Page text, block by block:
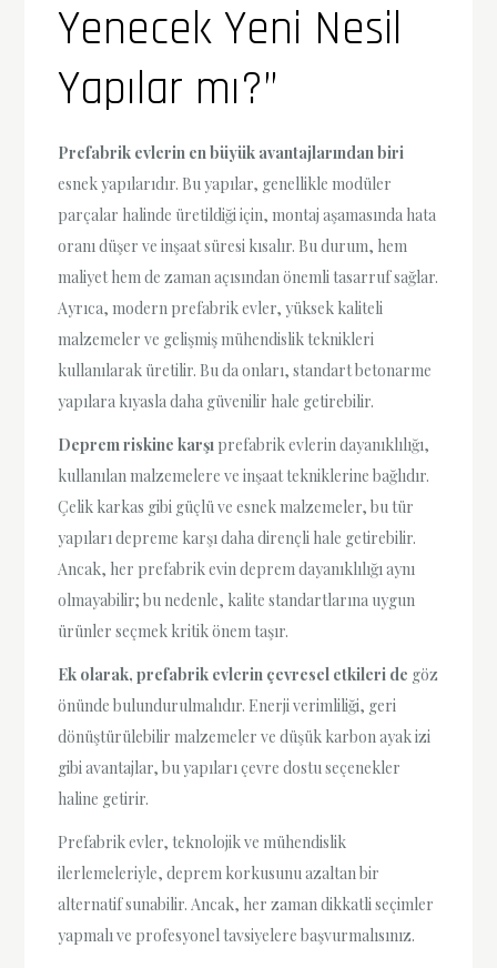
Yenecek Yeni Nesil
Yapılar mı?”
Prefabrik evlerin en büyük avantajlarından biri
esnek yapılarıdır. Bu yapılar, genellikle modüler
parçalar halinde üretildiği için, montaj aşamasında hata
oranı düşer ve inşaat süresi kısalır. Bu durum, hem
maliyet hem de zaman açısından önemli tasarruf sağlar.
Ayrıca, modern prefabrik evler, yüksek kaliteli
malzemeler ve gelişmiş mühendislik teknikleri
kullanılarak üretilir. Bu da onları, standart betonarme
yapılara kıyasla daha güvenilir hale getirebilir.
Deprem riskine karşı prefabrik evlerin dayanıklılığı,
kullanılan malzemelere ve inşaat tekniklerine bağlıdır.
Çelik karkas gibi güçlü ve esnek malzemeler, bu tür
yapıları depreme karşı daha dirençli hale getirebilir.
Ancak, her prefabrik evin deprem dayanıklılığı aynı
olmayabilir; bu nedenle, kalite standartlarına uygun
ürünler seçmek kritik önem taşır.
Ek olarak, prefabrik evlerin çevresel etkileri de göz
önünde bulundurulmalıdır. Enerji verimliliği, geri
dönüştürülebilir malzemeler ve düşük karbon ayak izi
gibi avantajlar, bu yapıları çevre dostu seçenekler
haline getirir.
Prefabrik evler, teknolojik ve mühendislik
ilerlemeleriyle, deprem korkusunu azaltan bir
alternatif sunabilir. Ancak, her zaman dikkatli seçimler
yapmalı ve profesyonel tavsiyelere başvurmalısınız.